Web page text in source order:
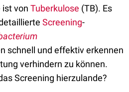
ist von Tuberkulose (TB). Es
Screening-
schnell und effektiv erkennen
verhindern zu können.
Screening hierzulande?